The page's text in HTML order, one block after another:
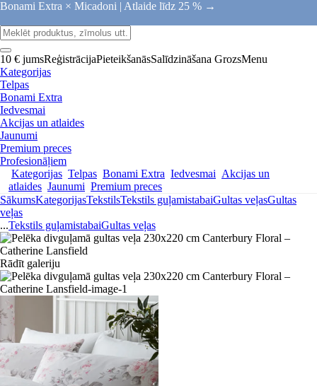
Bonami Extra × Micadoni | Atlaide līdz 25 % →
10 € jumsReģistrācijaPieteikšanāsSalīdzināšana GrozsMenu
Kategorijas
Telpas
Bonami Extra
Iedvesmai
Akcijas un atlaides
Jaunumi
Premium preces
Profesionāļiem
Kategorijas Telpas Bonami Extra Iedvesmai Akcijas un
atlaides Jaunumi Premium preces
SākumsKategorijasTekstilsTekstils guļamistabaiGultas veļasGultas
veļas
...Tekstils guļamistabaiGultas veļas
Rādīt galeriju